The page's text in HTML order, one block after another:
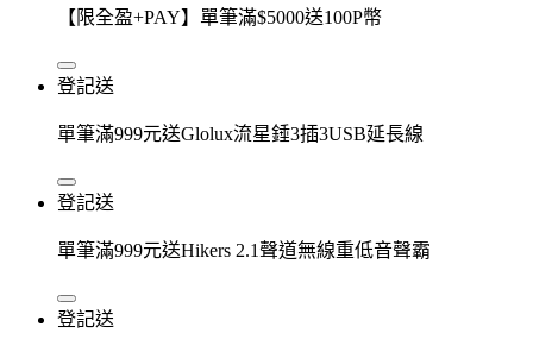
【限全盈+PAY】單筆滿$5000送100P幣
登記送
單筆滿999元送Glolux流星錘3插3USB延長線
登記送
單筆滿999元送Hikers 2.1聲道無線重低音聲霸
登記送